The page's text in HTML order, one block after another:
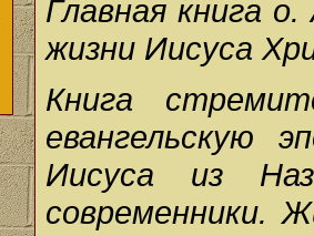
Главная книга
жизни Иисуса
Книга
евангельскую
Иисуса из
современники.